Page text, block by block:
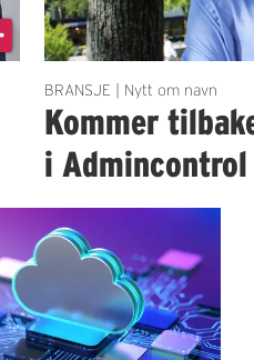
BRANSJE | Nytt om navn
Kommer
i Admincontrol